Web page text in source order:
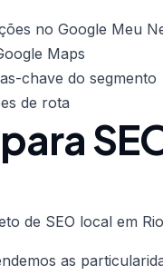
no Google Meu
Maps
chave do segmento
de rota
de SEO local em
as